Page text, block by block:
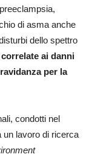
di asma anche
dello spettro
ai danni
per la
condotti nel
un lavoro di ricerca